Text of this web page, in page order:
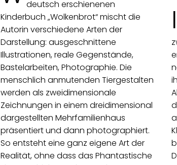
deutsch erschienenen
Kinderbuch „Wolkenbrot“ mischt die
Autorin verschiedene Arten der
Darstellung: ausgeschnittene
Illustrationen, reale Gegenstände,
Bastelarbeiten, Photographie. Die
menschlich anmutenden Tiergestalten
werden als zweidimensionale
Zeichnungen in einem dreidimensional
dargestellten Mehrfamilienhaus
präsentiert und dann photographiert.
So entsteht eine ganz eigene Art der
Realität, ohne dass das Phantastische
I